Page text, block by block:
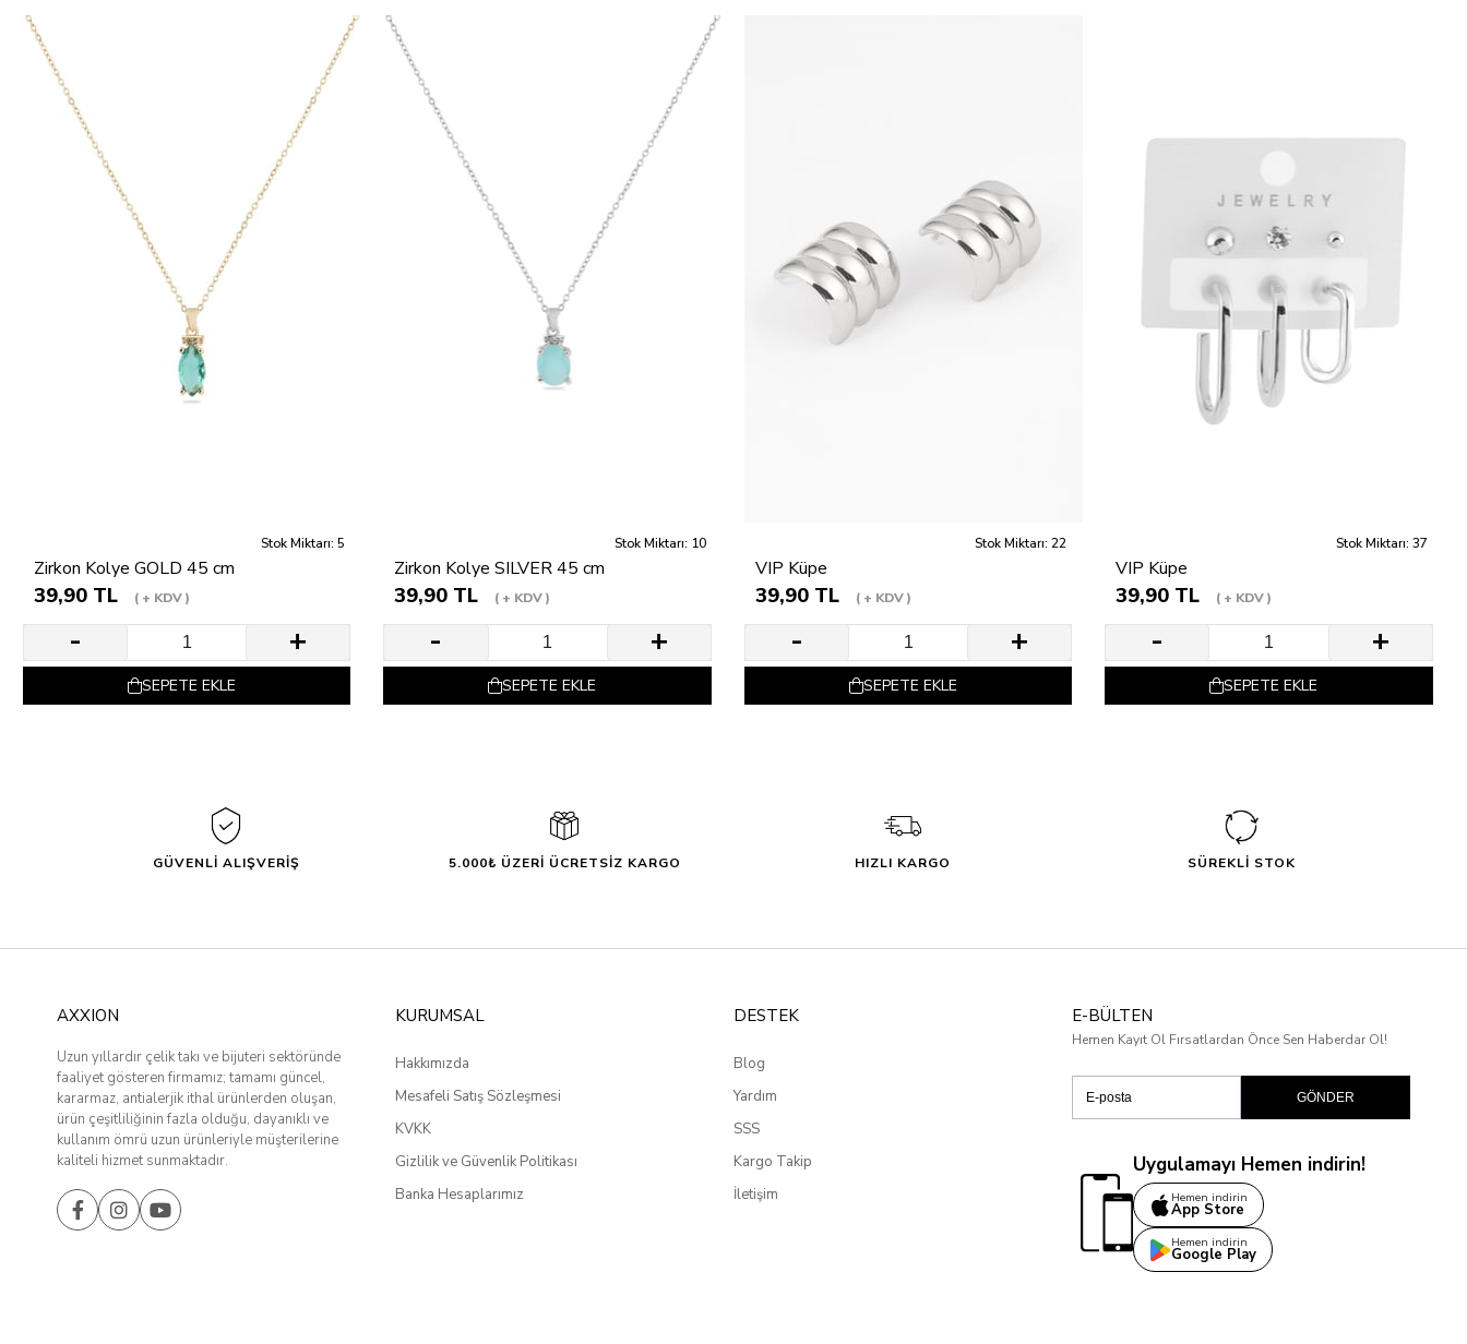
Stok Miktarı: 5
Zirkon Kolye GOLD 45 cm
39,90 TL + KDV
SEPETE EKLE
Stok Miktarı: 10
Zirkon Kolye SILVER 45 cm
39,90 TL + KDV
SEPETE EKLE
Stok Miktarı: 22
VIP Küpe
39,90 TL + KDV
SEPETE EKLE
Stok Miktarı: 37
VIP Küpe
39,90 TL + KDV
SEPETE EKLE
GÜVENLİ ALIŞVERİŞ 5.000₺ ÜZERİ ÜCRETSİZ KARGO HIZLI KARGO SÜREKLİ STOK
AXXION
Uzun yıllardır çelik takı ve bijuteri sektöründe
faaliyet gösteren firmamız; tamamı güncel,
kararmaz, antialerjik ithal ürünlerden oluşan,
ürün çeşitliliğinin fazla olduğu, dayanıklı ve
kullanım ömrü uzun ürünleriyle müşterilerine
kaliteli hizmet sunmaktadır.
KURUMSAL
Hakkımızda
Mesafeli Satış Sözleşmesi
KVKK
Gizlilik ve Güvenlik Politikası
Banka Hesaplarımız
DESTEK
Blog
Yardım
SSS
Kargo Takip
İletişim
E-BÜLTEN
Hemen Kayıt Ol Fırsatlardan Önce Sen Haberdar Ol!
GÖNDER
Uygulamayı Hemen indirin!
Hemen indirin
App Store
Hemen indirin
Google Play